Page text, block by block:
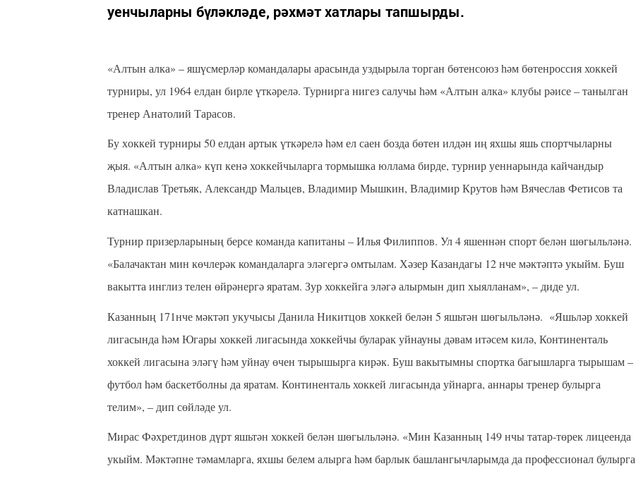
уенчыларны бүләкләде, рәхмәт хатлары тапшырды.
«Алтын алка» – яшүсмерләр командалары арасында уздырыла торган бөтенсоюз һәм бөтенроссия хоккей
турниры, ул 1964 елдан бирле үткәрелә. Турнирга нигез салучы һәм «Алтын алка» клубы рәисе – танылган
тренер Анатолий Тарасов.
Бу хоккей турниры 50 елдан артык үткәрелә һәм ел саен бозда бөтен илдән иң яхшы яшь спортчыларны
җыя. «Алтын алка» күп кенә хоккейчыларга тормышка юллама бирде, турнир уеннарында кайчандыр
Владислав Третьяк, Александр Мальцев, Владимир Мышкин, Владимир Крутов һәм Вячеслав Фетисов та
катнашкан.
Турнир призерларының берсе команда капитаны–Илья Филиппов. Ул 4 яшеннән спорт белән шөгыльләнә.
«Балачактан мин көчлерәк командаларга эләгергә омтылам. ХәзерКазандагы 12 нче мәктәптә укыйм. Буш
вакытта инглиз телен өйрәнергә яратам. Зур хоккейга эләгә алырмын дип хыялланам», – диде ул.
Казанның 171нче мәктәп укучысы Данила Никитцов хоккей белән 5 яшьтән шөгыльләнә. «Яшьләр хоккей
лигасында һәм Югары хоккей лигасында хоккейчы буларак уйнауны дәвам итәсем килә, Континенталь
хоккей лигасына эләгү һәм уйнау өчен тырышырга кирәк. Буш вакытымны спортка багышларга тырышам –
футбол һәм баскетболны да яратам. Континенталь хоккей лигасында уйнарга, аннары тренер булырга
телим», – дип сөйләде ул.
Мирас Фәхретдинов дүрт яшьтән хоккей белән шөгыльләнә. «Мин Казанның 149 нчы татар-төрек лицеенда
укыйм. Мәктәпне тәмамларга, яхшы белем алырга һәм барлык башлангычларымда да профессионал булырга